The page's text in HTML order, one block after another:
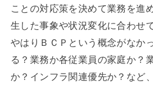
ことの対応策を決めて業務を進
生した事象や状況変化に合わせ
やはりＢＣＰという概念がなか
る？業務か各従業員の家庭か？
か？インフラ関連優先か？など